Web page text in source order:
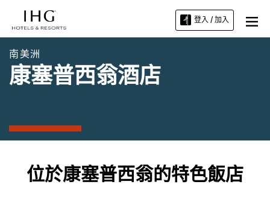
登入 / 加入
南美洲
康塞普西翁酒店
位於康塞普西翁的特色飯店